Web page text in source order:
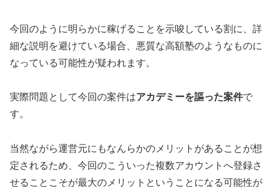
今回のように明らかに稼げることを示唆している割に、 詳
細な説明を避けている場合、 悪質な高額塾のようなものに
なっている可能性が疑われます。
実際問題として今回の案件はアカデミーを謳った案件で
す。
当然ながら運営元にもなんらかのメリットがあることが想
定されるため、今回のこういった複数アカウントへ登録さ
せることこそが最大のメリットということになる可能性が